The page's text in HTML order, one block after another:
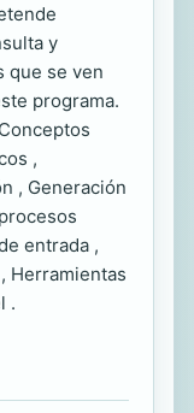
y
que se ven
programa.
,
, Generación
entrada ,
Herramientas
.